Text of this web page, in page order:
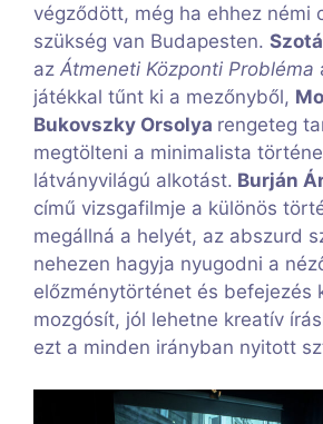
végződött, még ha ehhez némi
szükség van Budapesten.
az Átmeneti Központi Probléma
játékkal tűnt ki a mezőnyből,
Bukovszky Orsolya rengeteg
megtölteni a minimalista
látványvilágú alkotást. Burján
című vizsgafilmje a különös
megállná a helyét, az abszurd
nehezen hagyja nyugodni a
előzménytörténet és befejezés
mozgósít, jól lehetne kreatív
ezt a minden irányban nyitott